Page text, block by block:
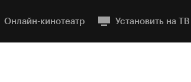
Онлайн-кинотеатр Установить на ТВ